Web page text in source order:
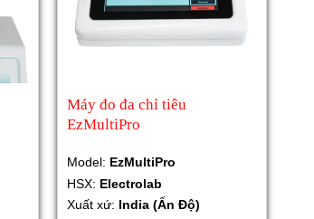
Máy đo đa chỉ tiêu
EzMultiPro
Model: EzMultiPro
HSX: Electrolab
Xuất xứ: India (Ấn Độ)